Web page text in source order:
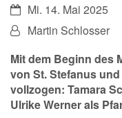
Datum:Mi. 14. Mai 2025
Von:Martin Schlosser
Mit dem Beginn des
von St. Stefanus
vollzogen: Tamara
Ulrike Werner als